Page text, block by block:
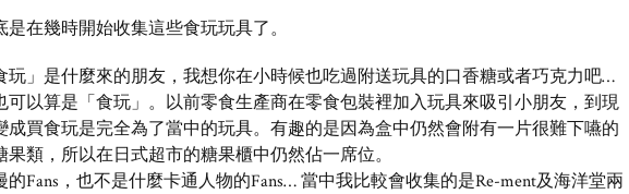
在幾時開始收集這些食玩玩具了。
玩」是什麼來的朋友，我想你在小時候也吃過附送玩具的口香糖或者巧克力吧…
可以算是「食玩」。以前零食生產商在零食包裝裡加入玩具來吸引小朋友，到現
成買食玩是完全為了當中的玩具。有趣的是因為盒中仍然會附有一片很難下嚥的
類，所以在日式超市的糖果櫃中仍然佔一席位。
Fans，也不是什麼卡通人物的Fans… 當中我比較會收集的是Re-ment及海洋堂兩